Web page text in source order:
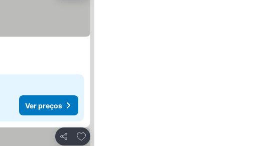
Ver preços
Partilhar
Adicionar aos favoritos